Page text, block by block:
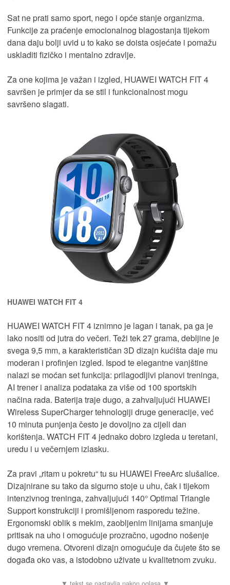
Sat ne prati samo sport, nego i opće stanje organizma.
Funkcije za praćenje emocionalnog blagostanja tijekom
dana daju bolji uvid u to kako se doista osjećate i pomažu
uskladiti fizičko i mentalno zdravlje.
Za one kojima je važan i izgled, HUAWEI WATCH FIT 4
savršen je primjer da se stil i funkcionalnost mogu
savršeno slagati.
HUAWEI WATCH FIT 4
HUAWEI WATCH FIT 4 iznimno je lagan i tanak, pa ga je
lako nositi od jutra do večeri. Teži tek 27 grama, debljine je
svega 9,5 mm, a karakterističan 3D dizajn kućišta daje mu
moderan i profinjen izgled. Ispod te elegantne vanjštine
nalazi se moćan set funkcija: prilagodljivi planovi treninga,
AI trener i analiza podataka za više od 100 sportskih
načina rada. Baterija traje dugo, a zahvaljujući HUAWEI
Wireless SuperCharger tehnologiji druge generacije, već
10 minuta punjenja često je dovoljno za cijeli dan
korištenja. WATCH FIT 4 jednako dobro izgleda u teretani,
uredu i u večernjem izlasku.
Za pravi „ritam u pokretu“ tu su HUAWEI FreeArc slušalice.
Dizajnirane su tako da sigurno stoje u uhu, čak i tijekom
intenzivnog treninga, zahvaljujući 140° Optimal Triangle
Support konstrukciji i promišljenom rasporedu težine.
Ergonomski oblik s mekim, zaobljenim linijama smanjuje
pritisak na uho i omogućuje prozračno, ugodno nošenje
dugo vremena. Otvoreni dizajn omogućuje da čujete što se
događa oko vas, a istodobno uživate u kvalitetnom zvuku.